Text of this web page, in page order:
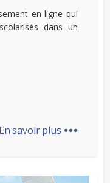
en ligne qui
dans un
En savoir plus ...